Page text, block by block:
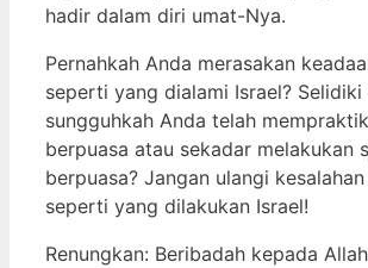
hadir dalam diri umat-Nya.
Pernahkah Anda merasakan
seperti yang dialami Israel? Selidiki
sungguhkah Anda telah
berpuasa atau sekadar melakukan
berpuasa? Jangan ulangi
seperti yang dilakukan Israel!
Renungkan: Beribadah kepada